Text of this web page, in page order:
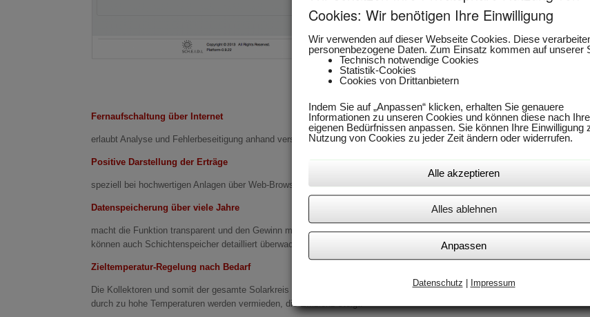
Fernaufschaltung über Internet
erlaubt Analyse und Fehlerbeseitigung anhand verständlicher grafischer Darstellung des Systems. Alarme werden aktiv per
Positive Darstellung der Erträge
speziell bei hochwertigen Anlagen über Web-Browser auf allen Betriebssystemen wie Windows, Mac, iOS oder Androide
Datenspeicherung über viele Jahre
macht die Funktion transparent und den Gewinn messbar – auch über mehrere Saisons hinweg. Da einzelne
können auch Schichtenspeicher detailliert überwacht werden.
Zieltemperatur-Regelung nach Bedarf
Die Kollektoren und somit der gesamte Solarkreis holen nur die Temperatur vom Dach, die auch wirklich gerade benötigt
durch zu hohe Temperaturen werden vermieden, die Effizienz steigt.
Cookies: Wir benötigen Ihre Einwilligung
Wir verwenden auf dieser Webseite Cookies. Diese
personenbezogene Daten. Zum Einsatz kommen auf unserer
Technisch notwendige Cookies
Statistik-Cookies
Cookies von Drittanbietern
Indem Sie auf „Anpassen“ klicken, erhalten Sie genauere
Informationen zu unseren Cookies und können diese nach
eigenen Bedürfnissen anpassen. Sie können Ihre Einwilligung
Nutzung von Cookies zu jeder Zeit ändern oder widerrufen.
Alle akzeptieren
Alles ablehnen
Anpassen
Datenschutz Impressum